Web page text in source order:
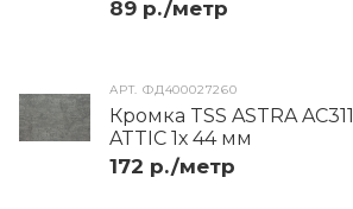
АРТ.ФД400027260
Кромка TSS ASTRA AC311
ATTIC 1х 44 мм
172 р./метр
89 р./метр